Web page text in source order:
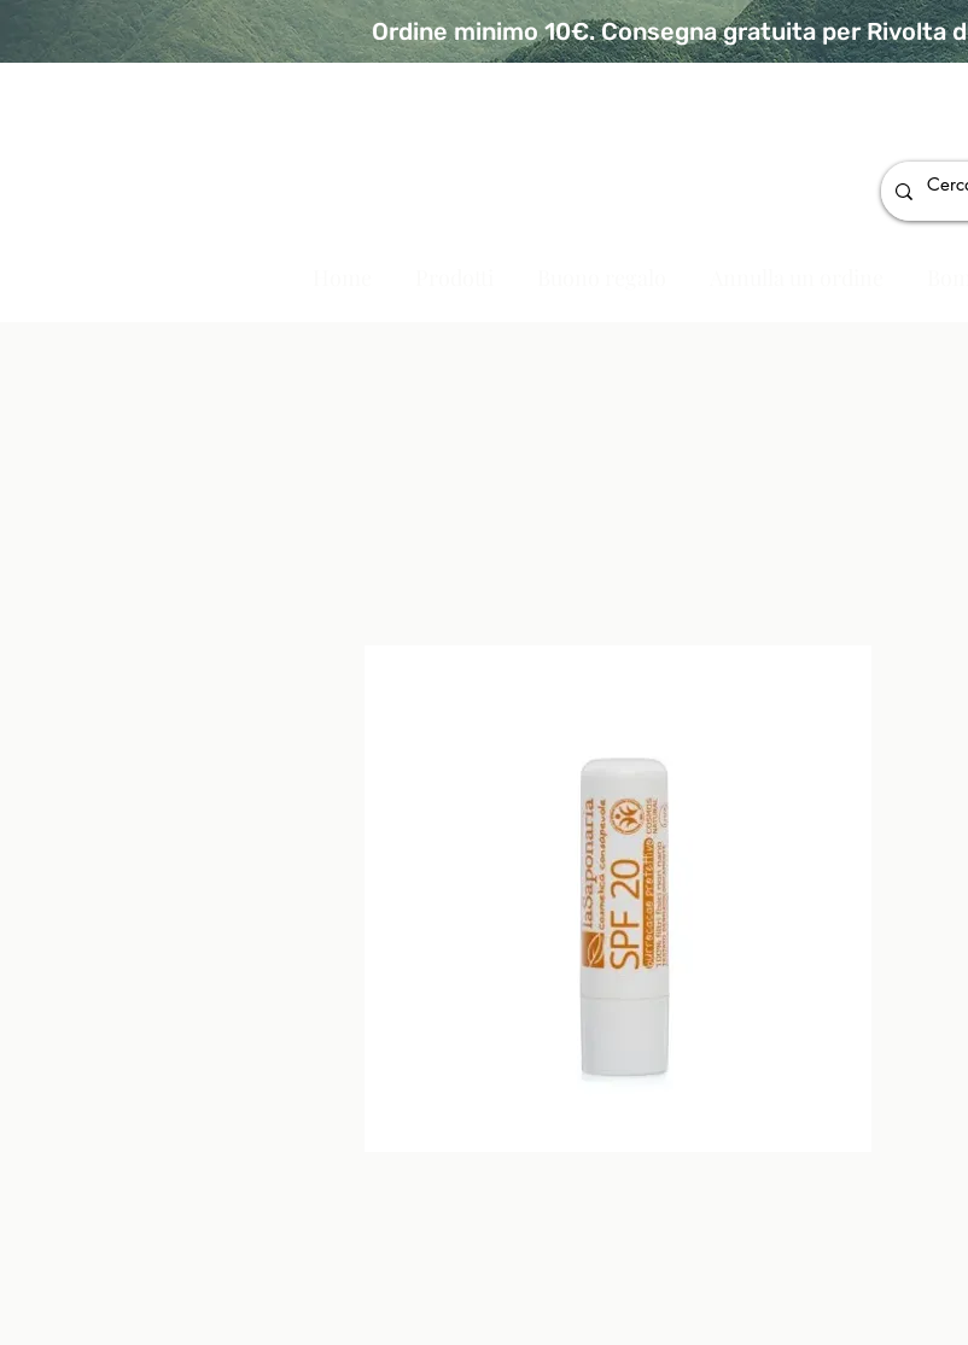
Ordine minimo 10€. Consegna gratuita per Rivolta